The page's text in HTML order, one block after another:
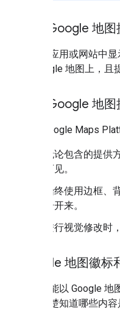
显示 Google 地
在您的应用或网站中
在 Google 地图上，
包含 Google 地
对于 Google Maps
无论包含的提
可见。
始终使用边框
分开来。
进行视觉修改时
Google 地图徽标
应尽可能以 Google
用户清楚知道哪些内